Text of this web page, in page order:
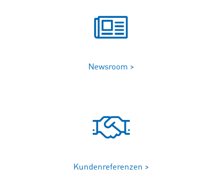
Newsroom >
Kundenreferenzen >